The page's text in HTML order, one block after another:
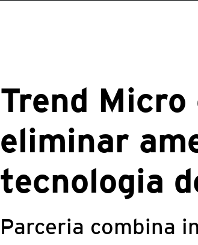
Trend
eliminar
tecnologia
Parceria combina